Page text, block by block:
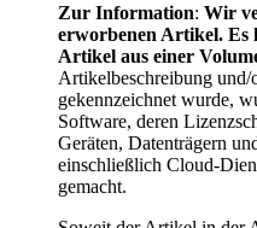
Zur Information: Wir
erworbenen Artikel. Es
Artikel aus einer
Artikelbeschreibung
gekennzeichnet wurde,
Software, deren
Geräten, Datenträgern
einschließlich Cloud-
gemacht.